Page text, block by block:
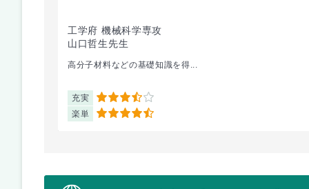
工学府 機械科学専攻
山口哲生先生
高分子材料などの基礎知識を得...
充実 3.5
楽単 4.5